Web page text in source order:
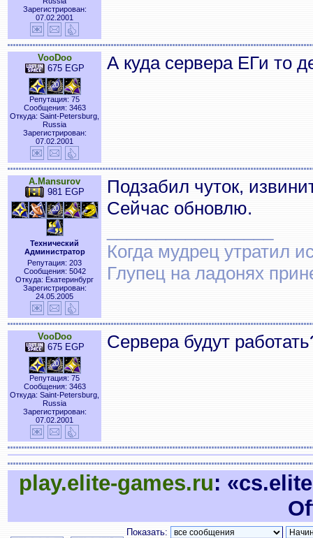
Зарегистрирован:
07.02.2001
VooDoo
675 EGP
Репутация: 75
Сообщения: 3463
Откуда: Saint-Petersburg,
Russia
Зарегистрирован:
07.02.2001
А куда сервера ЕГи то
A.Mansurov
981 EGP
Технический
Администратор
Репутация: 203
Сообщения: 5042
Откуда: Екатеринбург
Зарегистрирован:
24.05.2005
Подзабил чуток,
Сейчас обновлю.
Когда мудрец утратил
Глупец на ладонях
VooDoo
675 EGP
Репутация: 75
Сообщения: 3463
Откуда: Saint-Petersburg,
Russia
Зарегистрирован:
07.02.2001
Сервера будут
play.elite-games.ru:
Показать: